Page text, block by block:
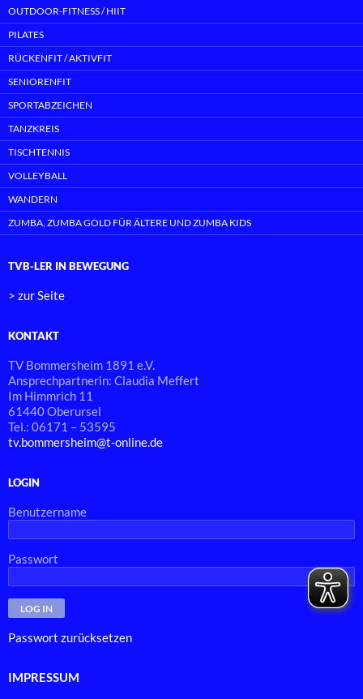
OUTDOOR-FITNESS / HIIT
PILATES
RÜCKENFIT / AKTIVFIT
SENIORENFIT
SPORTABZEICHEN
TANZKREIS
TISCHTENNIS
VOLLEYBALL
WANDERN
ZUMBA, ZUMBA GOLD FÜR ÄLTERE UND ZUMBA KIDS
TVB-LER IN BEWEGUNG
> zur Seite
KONTAKT
TV Bommersheim 1891 e.V.
Ansprechpartnerin: Claudia Meffert
Im Himmrich 11
61440 Oberursel
Tel.: 06171 – 53595
tv.bommersheim@t-online.de
LOGIN
Benutzername
Passwort
Passwort zurücksetzen
IMPRESSUM